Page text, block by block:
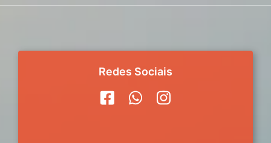
Redes Sociais